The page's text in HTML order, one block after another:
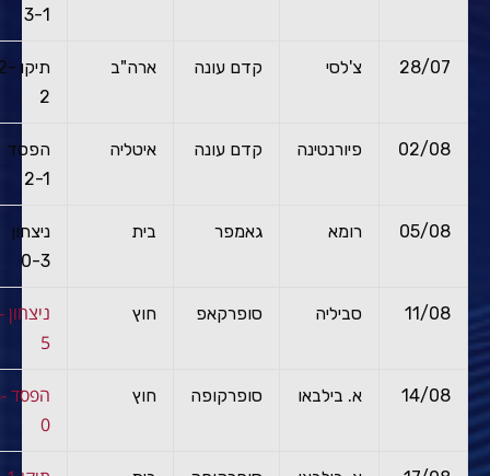
3-1
28/07 צ'לסי קדם עונה ארה"ב
2
02/08 פיורנטינה קדם עונה איטליה
הפסד
2-1
05/08 רומא גאמפר בית
ניצחון
0-3
11/08 סביליה סופרקאפ חוץ
5
14/08 א. בילבאו סופרקופה חוץ
0